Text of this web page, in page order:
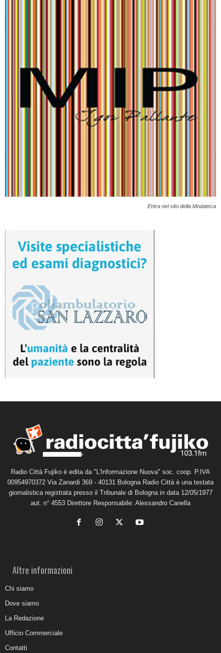
Entra nel sito della Modateca
Radio Città Fujiko è edita da "L'Informazione Nuova" soc. coop. P.IVA
00954970372 Via Zanardi 369 - 40131 Bologna Radio Città è una testata
giornalistica registrata presso il Tribunale di Bologna in data 12/05/1977
aut. n° 4553 Direttore Responsabile: Alessandro Canella
Altre informazioni
Chi siamo
Dove siamo
La Redazione
Ufficio Commerciale
Contatti